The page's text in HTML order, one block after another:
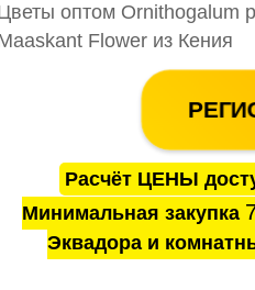
оптом Ornithogalum
Flower из Кения
Расчёт ЦЕНЫ
Минимальная закупка
Эквадора и